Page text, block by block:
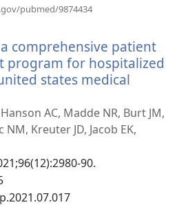
pubmed/9874434
視
窗）
comprehensive patient
program for hospitalized
states medical
AC, Madde NR, Burt JM,
Kreuter JD, Jacob EK,
90.